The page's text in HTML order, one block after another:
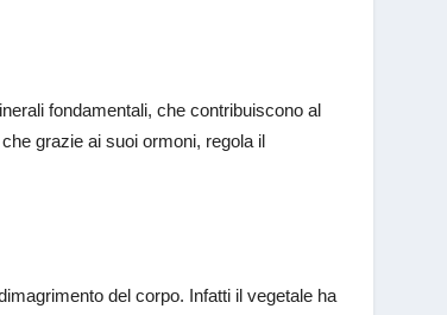
fondamentali, che contribuiscono al
grazie ai suoi ormoni, regola il
del corpo. Infatti il vegetale ha